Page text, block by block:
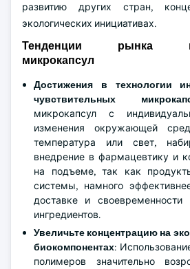
развитию других стран,
экологических инициативах.
Тенденции рынка
микрокапсул
Достижения в технологии
чувствительных
микрокапсул с
изменения окружающей
температура или свет,
внедрение в фармацевтику и
на подъеме, так как
системы, намного
доставке и своевременности
ингредиентов.
Увеличьте концентрацию на
биокомпонентах:
полимеров значительно